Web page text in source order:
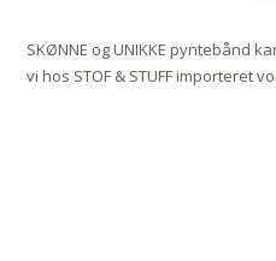
SKØNNE og UNIKKE pyntebånd
vi hos STOF & STUFF importeret